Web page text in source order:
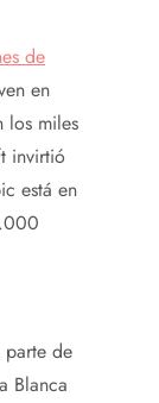
de
en
los miles
invirtió
está en
parte de
Blanca